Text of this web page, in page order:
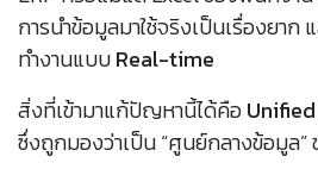
การนำข้อมูลมาใช้จริงเป็นเรื่องยาก
ทำงานแบบReal-time
สิ่งที่เข้ามาแก้ปัญหานี้ได้คือ
ซึ่งถูกมองว่าเป็น “ศูนย์กลางข้อมูล”